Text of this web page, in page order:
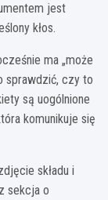
jest
kłos.
ma „może
sprawdzić, czy to
są uogólnione
komunikuje się
składu i
sekcja o